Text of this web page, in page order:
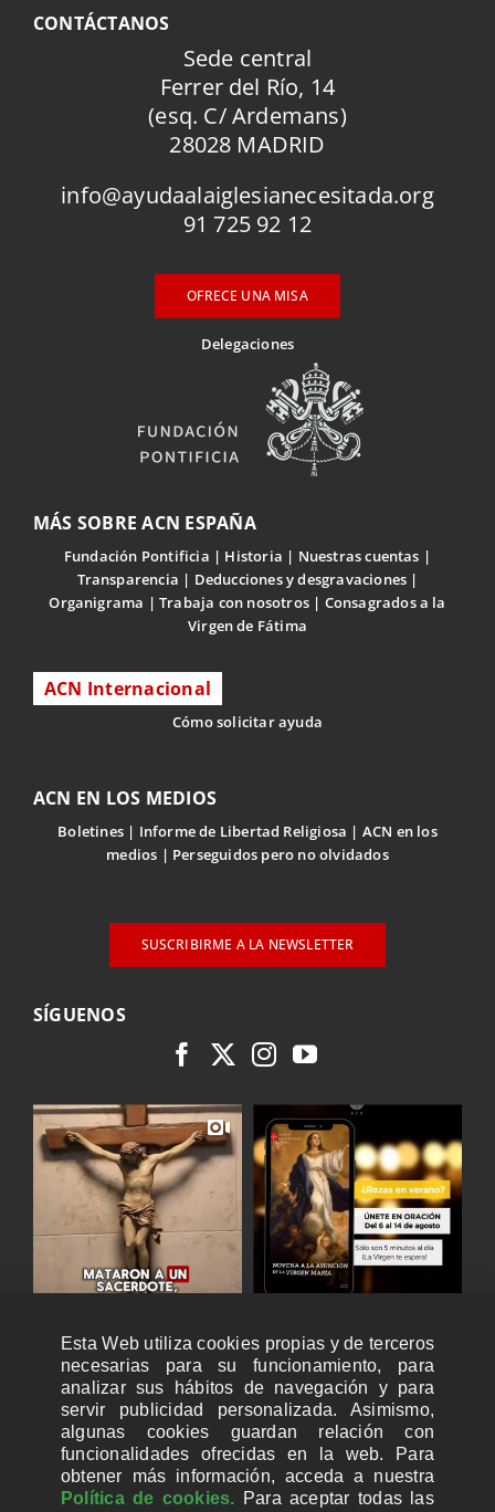
CONTÁCTANOS
Sede central
Ferrer del Río, 14
(esq. C/ Ardemans)
28028 MADRID
info@ayudaalaiglesianecesitada.org
91 725 92 12
OFRECE UNA MISA
Delegaciones
MÁS SOBRE ACN ESPAÑA
Fundación Pontificia Historia
Nuestras cuentas
Transparencia
Deducciones y desgravaciones
Organigrama
Trabaja con nosotros
Consagrados a la
Virgen de Fátima
ACN Internacional
Cómo solicitar ayuda
ACN EN LOS MEDIOS
Boletines Informe de Libertad Religiosa
ACN en los
medios
Perseguidos pero no olvidados
SUSCRIBIRME A LA NEWSLETTER
SÍGUENOS
Esta Web utiliza cookies propias y de terceros
necesarias para su funcionamiento, para
analizar sus hábitos de navegación y para
servir publicidad personalizada. Asimismo,
algunas cookies guardan relación con
funcionalidades ofrecidas en la web. Para
obtener más información, acceda a nuestra
Política de cookies. Para aceptar todas las